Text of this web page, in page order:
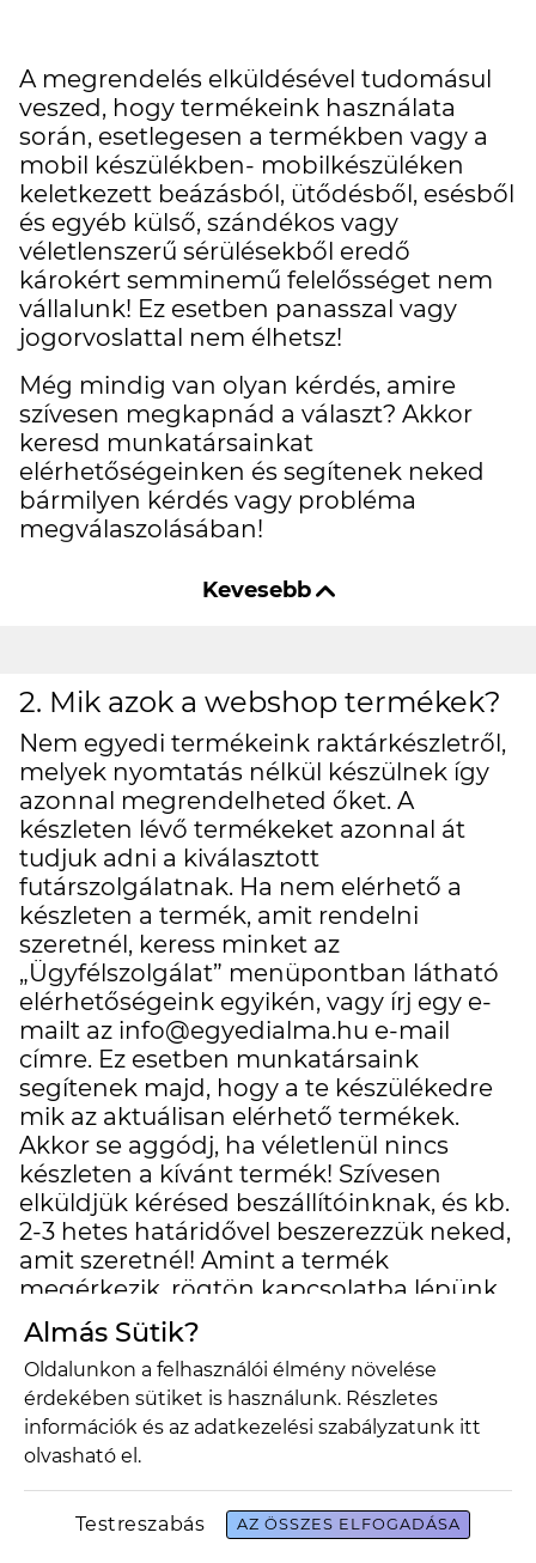
A megrendelés elküldésével tudomásul
veszed, hogy termékeink használata
során, esetlegesen a termékben vagy a
mobil készülékben- mobilkészüléken
keletkezett beázásból, ütődésből, esésből
és egyéb külső, szándékos vagy
véletlenszerű sérülésekből eredő
károkért semminemű felelősséget nem
vállalunk! Ez esetben panasszal vagy
jogorvoslattal nem élhetsz!
Még mindig van olyan kérdés, amire
szívesen megkapnád a választ? Akkor
keresd munkatársainkat
elérhetőségeinken és segítenek neked
bármilyen kérdés vagy probléma
megválaszolásában!
2. Mik azok a webshop termékek?
Nem egyedi termékeink raktárkészletről,
melyek nyomtatás nélkül készülnek így
azonnal megrendelheted őket. A
készleten lévő termékeket azonnal át
tudjuk adni a kiválasztott
futárszolgálatnak. Ha nem elérhető a
készleten a termék, amit rendelni
szeretnél, keress minket az
„Ügyfélszolgálat” menüpontban látható
elérhetőségeink egyikén, vagy írj egy e-
mailt az info@egyedialma.hu e-mail
címre. Ez esetben munkatársaink
segítenek majd, hogy a te készülékedre
mik az aktuálisan elérhető termékek.
Akkor se aggódj, ha véletlenül nincs
készleten a kívánt termék! Szívesen
elküldjük kérésed beszállítóinknak, és kb.
2-3 hetes határidővel beszerezzük neked,
amit szeretnél! Amint a termék
megérkezik, rögtön kapcsolatba lépünk
veled!
Almás Sütik?
Oldalunkon a felhasználói élmény növelése
érdekében sütiket is használunk. Részletes
információk és az adatkezelési szabályzatunk itt
olvasható el.
Testreszabás AZ ÖSSZES ELFOGADÁSA